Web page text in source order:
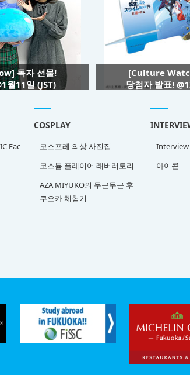
독자 선물!
월11일 (JST)
[Culture
당첨자 발표!
Fac
COSPLAY
코스프레 의상 사진집
코스튬 플레이어 래버러토리
AZA MIYUKO의 두근두근 후
쿠오카 체험기
아이콘